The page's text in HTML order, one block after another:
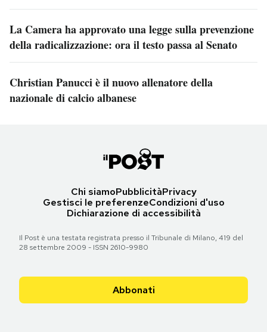
La Camera ha approvato una legge sulla prevenzione
della radicalizzazione: ora il testo passa al Senato
Christian Panucci è il nuovo allenatore della
nazionale di calcio albanese
Chi siamoPubblicitàPrivacy
Gestisci le preferenzeCondizioni d'uso
Dichiarazione di accessibilità
Il Post è una testata registrata presso il Tribunale di Milano, 419 del
28 settembre 2009 - ISSN 2610-9980
Abbonati